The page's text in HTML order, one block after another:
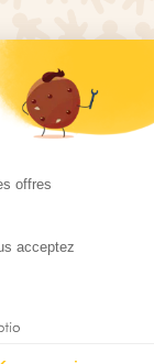
?
légales